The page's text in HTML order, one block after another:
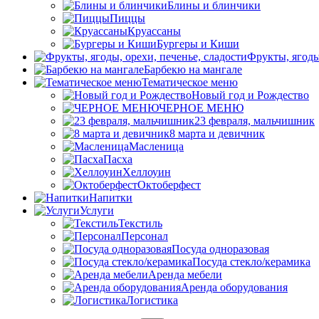
Блины и блинчики
Пиццы
Круасcаны
Бургеры и Киши
Фрукты,
Барбекю на мангале
Тематическое меню
Новый год и Рождество
ЧЕРНОЕ МЕНЮ
23 февраля, мальчишник
8 марта и девичник
Масленица
Пасха
Хеллоуин
Октоберфест
Напитки
Услуги
Текстиль
Персонал
Посуда одноразовая
Посуда стекло/керамика
Аренда мебели
Аренда оборудования
Логистика